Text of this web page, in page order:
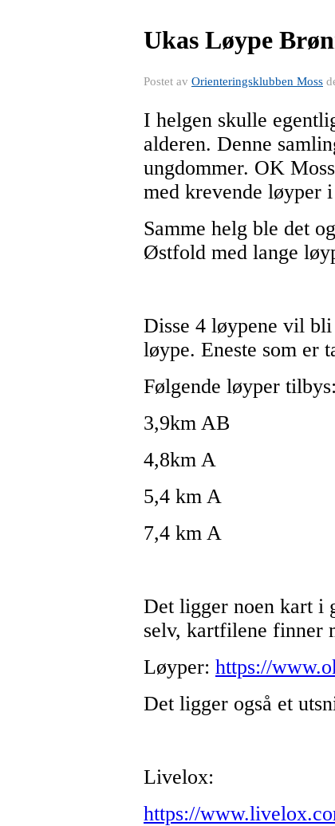
Ukas Løype
Postet av Orienteringsklubben Moss
I helgen skulle
alderen. Denne
ungdommer. OK
med krevende løyper
Samme helg ble det
Østfold med lange
Disse 4 løypene vil bli
løype. Eneste som er
Følgende løyper tilbys:
3,9km AB
4,8km A
5,4 km A
7,4 km A
Det ligger noen kart i
selv, kartfilene finner
Løyper: https://
Det ligger også et
Livelox:
https://